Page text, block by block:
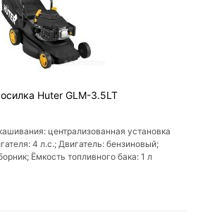
Huter GLM-3.5LT
централизованная установка
4 л.с.; Двигатель: бензиновый;
Ёмкость топливного бака: 1 л